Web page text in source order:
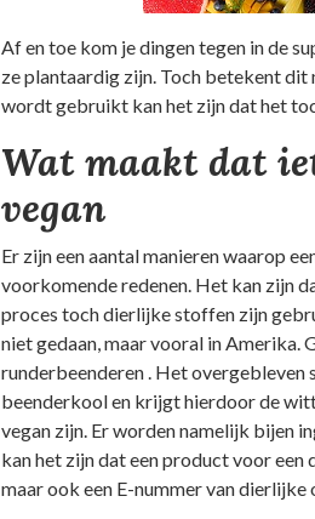
Af en toe kom je dingen tegen in de
ze plantaardig zijn. Toch betekent dit
wordt gebruikt kan het zijn dat het
Wat maakt dat
vegan
Er zijn een aantal manieren waarop
voorkomende redenen. Het kan zijn
proces toch dierlijke stoffen zijn
niet gedaan, maar vooral in
runderbeenderen . Het
beenderkool en krijgt hierdoor de
vegan zijn. Er worden namelijk bijen
kan het zijn dat een product voor
maar ook een E-nummer van dierlijke